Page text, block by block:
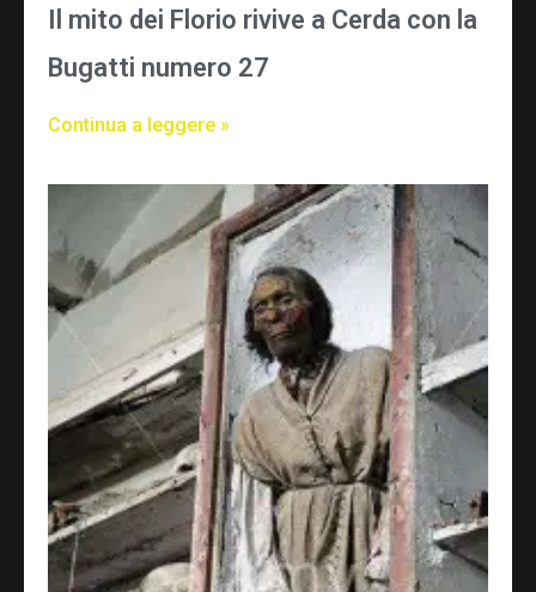
Il mito dei Florio rivive a Cerda con la
Bugatti numero 27
Continua a leggere »